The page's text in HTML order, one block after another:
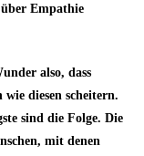
Empathie
also, dass
diesen scheitern.
sind die Folge. Die
mit denen